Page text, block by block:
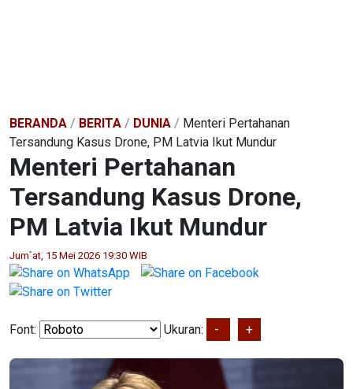
BERANDA / BERITA / DUNIA / Menteri Pertahanan
Tersandung Kasus Drone, PM Latvia Ikut Mundur
Menteri Pertahanan
Tersandung Kasus Drone,
PM Latvia Ikut Mundur
Jum`at, 15 Mei 2026 19:30 WIB
Font: Ukuran: - +